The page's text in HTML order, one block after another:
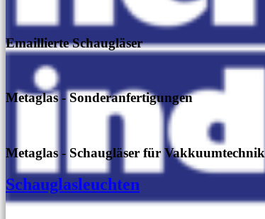
Emaillierte Schaugläser
Metaglas - Sonderanfertigungen
Metaglas - Schaugläser für Vakkuumtechnik
Schauglasleuchten